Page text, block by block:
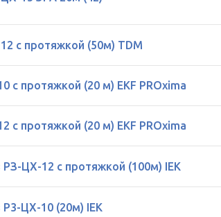
с протяжкой (50м) TDM
с протяжкой (20 м) EKF PROxima
с протяжкой (20 м) EKF PROxima
РЗ-ЦХ-12 с протяжкой (100м) IEK
Р3-ЦХ-10 (20м) IEK